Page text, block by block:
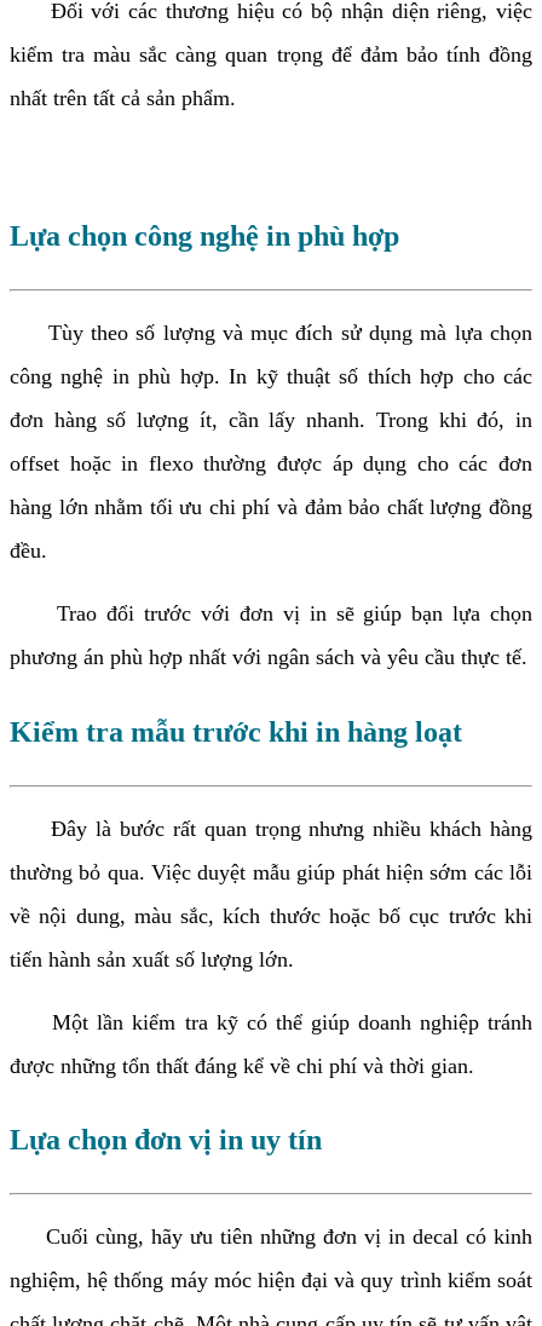
Đối với các thương hiệu có bộ nhận diện riêng, việc
kiểm tra màu sắc càng quan trọng để đảm bảo tính đồng
nhất trên tất cả sản phẩm.
Lựa chọn công nghệ in phù hợp
Tùy theo số lượng và mục đích sử dụng mà lựa chọn
công nghệ in phù hợp. In kỹ thuật số thích hợp cho các
đơn hàng số lượng ít, cần lấy nhanh. Trong khi đó, in
offset hoặc in flexo thường được áp dụng cho các đơn
hàng lớn nhằm tối ưu chi phí và đảm bảo chất lượng đồng
đều.
Trao đổi trước với đơn vị in sẽ giúp bạn lựa chọn
phương án phù hợp nhất với ngân sách và yêu cầu thực tế.
Kiểm tra mẫu trước khi in hàng loạt
Đây là bước rất quan trọng nhưng nhiều khách hàng
thường bỏ qua. Việc duyệt mẫu giúp phát hiện sớm các lỗi
về nội dung, màu sắc, kích thước hoặc bố cục trước khi
tiến hành sản xuất số lượng lớn.
Một lần kiểm tra kỹ có thể giúp doanh nghiệp tránh
được những tổn thất đáng kể về chi phí và thời gian.
Lựa chọn đơn vị in uy tín
Cuối cùng, hãy ưu tiên những đơn vị in decal có kinh
nghiệm, hệ thống máy móc hiện đại và quy trình kiểm soát